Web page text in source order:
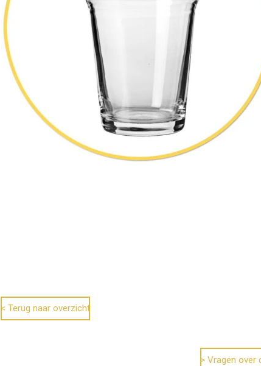
< Terug naar overzicht
> Vragen over